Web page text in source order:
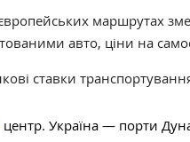
маршрутах
авто, ціни на
ставки
центр. Україна — порти